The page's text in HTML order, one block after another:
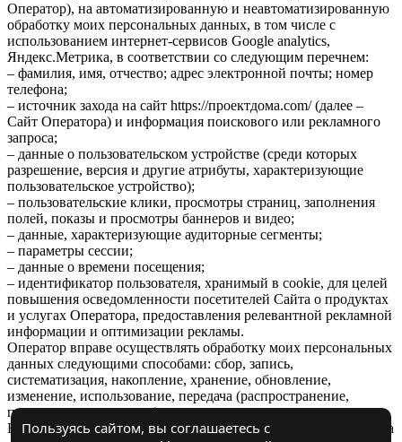
Оператор), на автоматизированную и неавтоматизированную
обработку моих персональных данных, в том числе с
использованием интернет-сервисов Google analytics,
Яндекс.Метрика, в соответствии со следующим перечнем:
– фамилия, имя, отчество; адрес электронной почты; номер
телефона;
– источник захода на сайт https://проектдома.com/ (далее –
Сайт Оператора) и информация поискового или рекламного
запроса;
– данные о пользовательском устройстве (среди которых
разрешение, версия и другие атрибуты, характеризующие
пользовательское устройство);
– пользовательские клики, просмотры страниц, заполнения
полей, показы и просмотры баннеров и видео;
– данные, характеризующие аудиторные сегменты;
– параметры сессии;
– данные о времени посещения;
– идентификатор пользователя, хранимый в cookie, для целей
повышения осведомленности посетителей Сайта о продуктах
и услугах Оператора, предоставления релевантной рекламной
информации и оптимизации рекламы.
Оператор вправе осуществлять обработку моих персональных
данных следующими способами: сбор, запись,
систематизация, накопление, хранение, обновление,
изменение, использование, передача (распространение,
предоставление, доступ).
Настоящее согласие вступает в силу с момента моего перехода
Пользуясь сайтом, вы соглашаетесь с